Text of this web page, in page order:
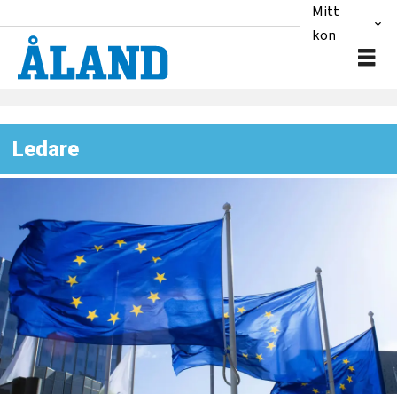
Mitt
konto
Ledare